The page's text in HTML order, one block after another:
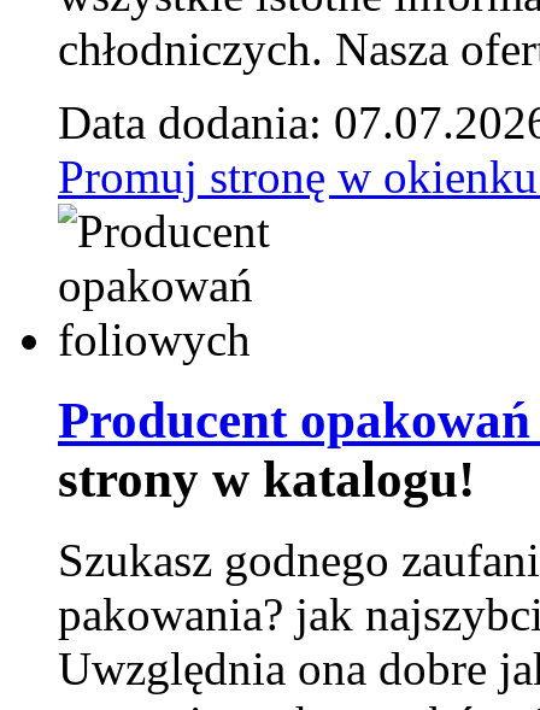
chłodniczych. Nasza
Data dodania:
Promuj stronę w
Producent
strony w katalogu!
Szukasz godnego
pakowania? jak
Uwzględnia ona dobre